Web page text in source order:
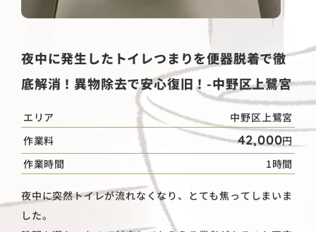
夜中に発生したトイレつまりを便器脱着で徹
底解消！異物除去で安心復旧！-中野区上鷺宮
エリア
中野区上鷺宮
作業料
42,000円
作業時間
1時間
夜中に突然トイレが流れなくなり、とても焦ってしまいま
した。